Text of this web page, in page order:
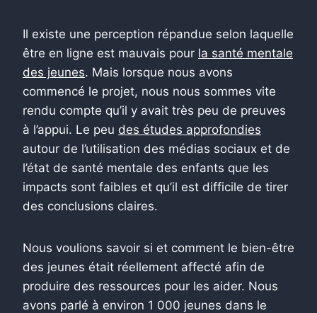
Il existe une perception répandue selon laquelle
être en ligne est mauvais pour la santé mentale
des jeunes. Mais lorsque nous avons
commencé le projet, nous nous sommes vite
rendu compte qu’il y avait très peu de preuves
à l’appui. Le peu des études approfondies
autour de l’utilisation des médias sociaux et de
l’état de santé mentale des enfants que les
impacts sont faibles et qu’il est difficile de tirer
des conclusions claires.
Nous voulions savoir si et comment le bien-être
des jeunes était réellement affecté afin de
produire des ressources pour les aider. Nous
avons parlé à environ 1 000 jeunes dans le